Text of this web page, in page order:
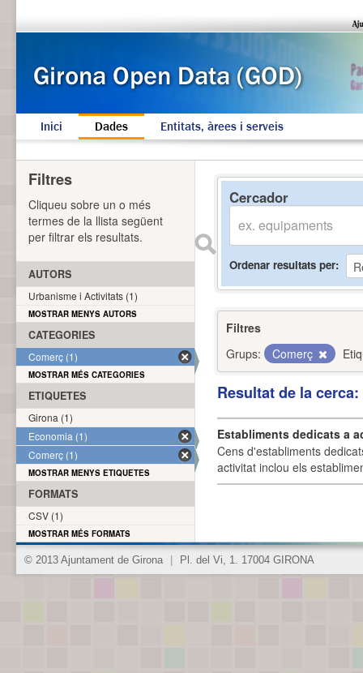
Inici Dades Entitats, àrees i serveis
Cercador
Ordenar resultats per
Filtres
Grups:
Comerç
Resultat de la
Establiments dedicats a
Cens d'establiments
activitat inclou els
Filtres
Cliqueu sobre un o més
termes de la llista següent
per filtrar els resultats.
AUTORS
Urbanisme i Activitats (1)
MOSTRAR MENYS AUTORS
CATEGORIES
Comerç (1)
MOSTRAR MÉS CATEGORIES
ETIQUETES
Girona (1)
Economia (1)
Comerç (1)
MOSTRAR MENYS ETIQUETES
FORMATS
CSV (1)
MOSTRAR MÉS FORMATS
© 2013 Ajuntament de Girona Pl. del Vi, 1. 17004 GIRONA